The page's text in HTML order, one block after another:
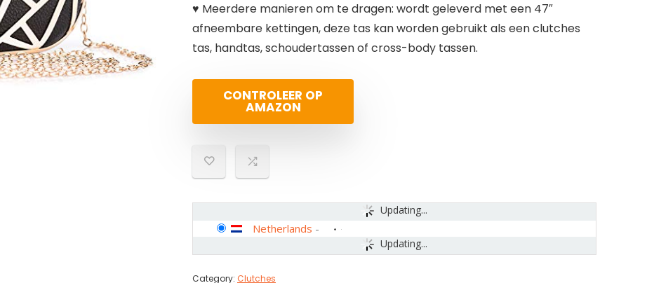
♥ Meerdere manieren om te dragen: wordt geleverd met een 47″
afneembare kettingen, deze tas kan worden gebruikt als een clutches
tas, handtas, schoudertassen of cross-body tassen.
CONTROLEER OP
AMAZON
Updating...
Updating...
Netherlands -
Category: Clutches